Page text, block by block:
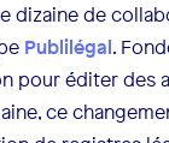
dizaine de
Publilégal.
pour éditer des
ce